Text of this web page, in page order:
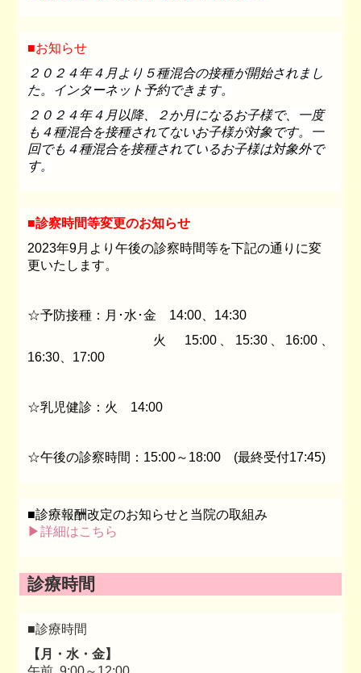
■お知らせ
２０２４年４月より５種混合の接種が開始されまし
た。インターネット予約できます。
２０２４年４月以降、２か月になるお子様で、一度
も４種混合を接種されてないお子様が対象です。一
回でも４種混合を接種されているお子様は対象外で
す。
■診察時間等変更のお知らせ
2023年9月より午後の診察時間等を下記の通りに変
更いたします。
☆予防接種：月･水･金 14:00、14:30
火 15:00、15:30、16:00、
16:30、17:00
☆乳児健診：火 14:00
☆午後の診察時間：15:00～18:00 (最終受付17:45)
■診療報酬改定のお知らせと当院の取組み
▶詳細はこちら
診療時間
■診療時間
【月・水・金】